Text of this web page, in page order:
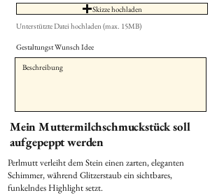
Skizze hochladen
Unterstützte Datei hochladen (max. 15MB)
Gestaltungst Wunsch Idee
Mein Muttermilchschmuckstück soll
aufgepeppt werden
Perlmutt verleiht dem Stein einen zarten, eleganten
Schimmer, während Glitzerstaub ein sichtbares,
funkelndes Highlight setzt.